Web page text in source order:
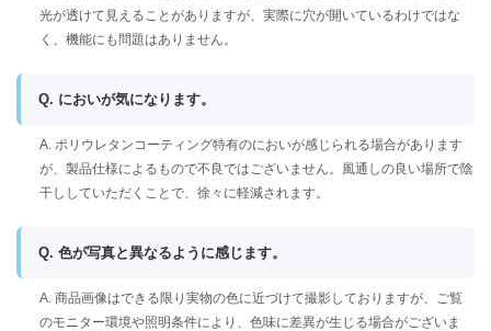
光が透けて見えることがありますが、実際に穴が開いているわけではな
く、機能にも問題はありません。
Q. においが気になります。
A. ポリウレタンコーティング特有のにおいが感じられる場合があります
が、製品仕様によるもので不良ではございません。風通しの良い場所で陰
干ししていただくことで、徐々に軽減されます。
Q. 色が写真と異なるように感じます。
A. 商品画像はできる限り実物の色に近づけて撮影しておりますが、ご覧
のモニター環境や照明条件により、色味に差異が生じる場合がございま